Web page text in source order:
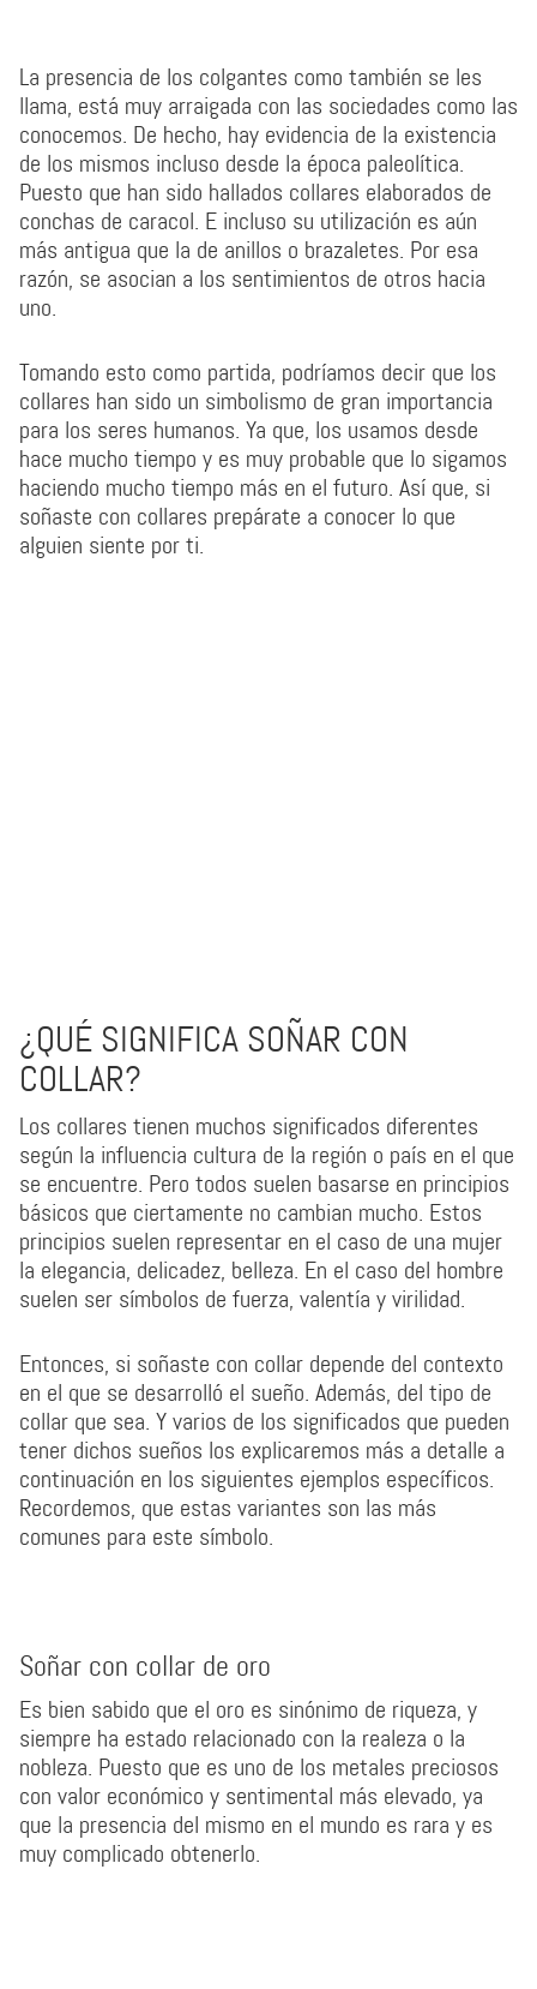
La presencia de los colgantes como también se les
llama, está muy arraigada con las sociedades como las
conocemos. De hecho, hay evidencia de la existencia
de los mismos incluso desde la época paleolítica.
Puesto que han sido hallados collares elaborados de
conchas de caracol. E incluso su utilización es aún
más antigua que la de anillos o brazaletes. Por esa
razón, se asocian a los sentimientos de otros hacia
uno.
Tomando esto como partida, podríamos decir que los
collares han sido un simbolismo de gran importancia
para los seres humanos. Ya que, los usamos desde
hace mucho tiempo y es muy probable que lo sigamos
haciendo mucho tiempo más en el futuro. Así que, si
soñaste con collares prepárate a conocer lo que
alguien siente por ti.
¿QUÉ SIGNIFICA SOÑAR CON
COLLAR?
Los collares tienen muchos significados diferentes
según la influencia cultura de la región o país en el que
se encuentre. Pero todos suelen basarse en principios
básicos que ciertamente no cambian mucho. Estos
principios suelen representar en el caso de una mujer
la elegancia, delicadez, belleza. En el caso del hombre
suelen ser símbolos de fuerza, valentía y virilidad.
Entonces, si soñaste con collar depende del contexto
en el que se desarrolló el sueño. Además, del tipo de
collar que sea. Y varios de los significados que pueden
tener dichos sueños los explicaremos más a detalle a
continuación en los siguientes ejemplos específicos.
Recordemos, que estas variantes son las más
comunes para este símbolo.
Soñar con collar de oro
Es bien sabido que el oro es sinónimo de riqueza, y
siempre ha estado relacionado con la realeza o la
nobleza. Puesto que es uno de los metales preciosos
con valor económico y sentimental más elevado, ya
que la presencia del mismo en el mundo es rara y es
muy complicado obtenerlo.